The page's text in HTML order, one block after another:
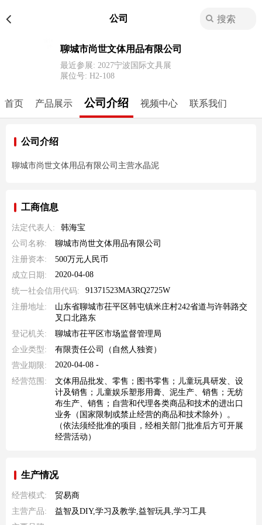
公司
聊城市尚世文体用品有限公司
最近参展: 2027宁波国际文具展
展位号: H2-108
首页 产品展示 公司介绍 视频中心 联系我们
公司介绍
聊城市尚世文体用品有限公司主营水晶泥
工商信息
法定代表人:
韩海宝
公司名称:
聊城市尚世文体用品有限公司
注册资本:
500万元人民币
成立日期:
2020-04-08
统一社会信用代码:
91371523MA3RQ2725W
注册地址:
山东省聊城市茌平区韩屯镇米庄村242省道与许韩路交
叉口北路东
登记机关:
聊城市茌平区市场监督管理局
企业类型:
有限责任公司（自然人独资）
营业期限:
2020-04-08 -
经营范围:
文体用品批发、零售；图书零售；儿童玩具研发、设
计及销售；儿童娱乐塑形用膏、泥生产、销售；无纺
布生产、销售；自营和代理各类商品和技术的进出口
业务（国家限制或禁止经营的商品和技术除外）。
（依法须经批准的项目，经相关部门批准后方可开展
经营活动）
生产情况
经营模式:
贸易商
主营产品:
益智及DIY,学习及教学,益智玩具,学习工具